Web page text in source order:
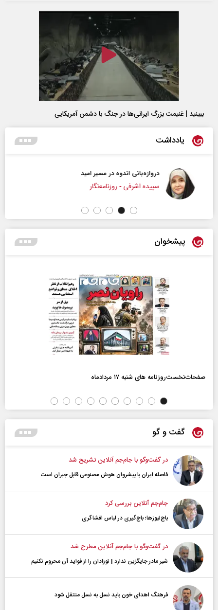
ببینید | غنیمت بزرگ ایرانی‌ها در جنگ با دشمن آمریکایی
یادداشت
دروازه‌بانی اندوه در مسیر امید
سپیده اشرفی - روزنامه‌نگار
پیشخوان
صفحات‌نخست‌روزنامه ها‌ی شنبه ۱۷ مردادماه
گفت و گو
در گفت‌و‌گو با جام‌جم آنلاین تشریح شد
فاصله ایران با پیشرو‌ان هوش مصنوعی قابل جبران است
جام‌جم آنلاین بررسی کرد
باج‌نیوزها؛ باج‌گیری در لباس افشاگری
در گفت‌و‌گو با جام‌جم آنلاین مطرح شد
شیر مادر جایگزین ندارد | نوزادان را از فواید آن محروم نکنیم
فرهنگ اهدای خون باید نسل به نسل منتقل شود